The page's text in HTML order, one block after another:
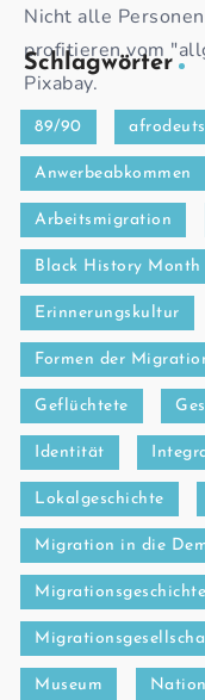
Nicht alle
profitieren vom
Pixabay.
Schlagwörter
89/90
Anwerbeabkommen
Arbeitsmigration
Black History Month
Erinnerungskultur
Formen der
Geflüchtete
Identität
Lokalgeschichte
Migration in die
Museum